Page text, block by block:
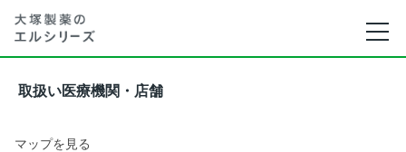
取扱い医療機関・店舗
マップを見る